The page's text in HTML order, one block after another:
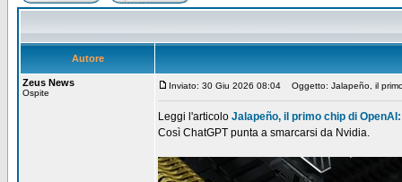
Autore
Zeus News
Ospite
Inviato: 30 Giu 2026 08:04 Oggetto: Jalapeño, il
Leggi l'articolo Jalapeño, il primo chip di
Così ChatGPT punta a smarcarsi da Nvidia.